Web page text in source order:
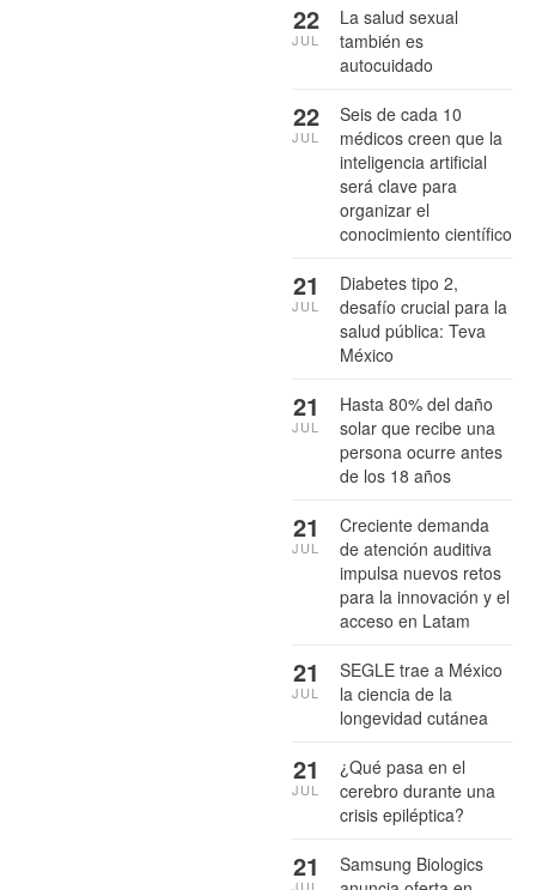
La salud sexual
también es
autocuidado
22
JUL
Seis de cada 10
médicos creen que la
inteligencia artificial
será clave para
organizar el
conocimiento científico
22
JUL
Diabetes tipo 2,
desafío crucial para la
salud pública: Teva
México
21
JUL
Hasta 80% del daño
solar que recibe una
persona ocurre antes
de los 18 años
21
JUL
Creciente demanda
de atención auditiva
impulsa nuevos retos
para la innovación y el
acceso en Latam
21
JUL
SEGLE trae a México
la ciencia de la
longevidad cutánea
21
JUL
¿Qué pasa en el
cerebro durante una
crisis epiléptica?
21
JUL
Samsung Biologics
21